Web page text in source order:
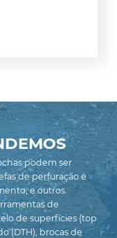
podem ser
de perfuração e
e outros.
de
de superfícies (top
(DTH), brocas de